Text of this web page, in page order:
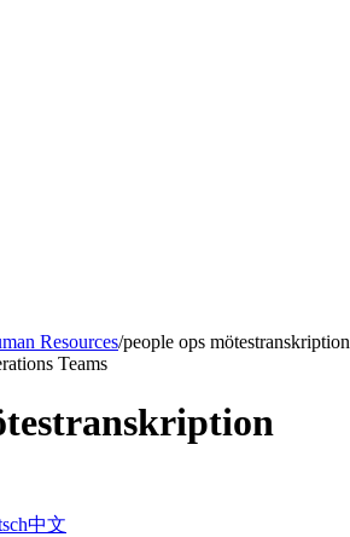
Resources/people ops mötestranskription
Teams
中文